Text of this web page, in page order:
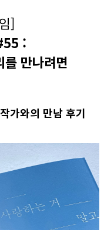
]
:
를 만나려면
가와의 만남 후기